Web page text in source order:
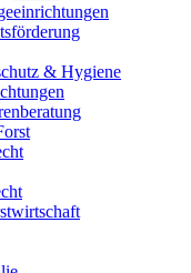
& Hygiene